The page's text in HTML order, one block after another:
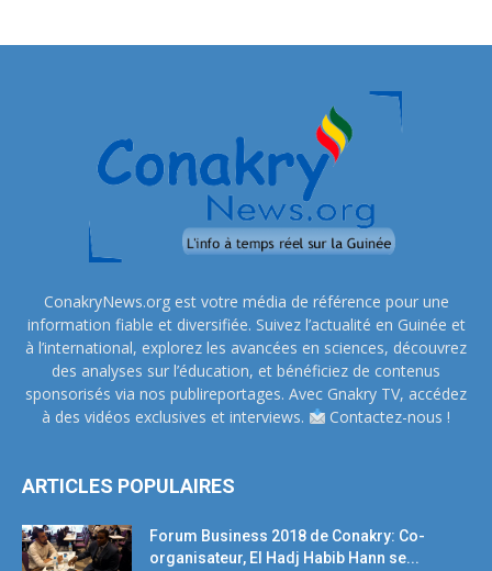
ConakryNews.org est votre média de référence pour une
information fiable et diversifiée. Suivez l’actualité en Guinée et
à l’international, explorez les avancées en sciences, découvrez
des analyses sur l’éducation, et bénéficiez de contenus
sponsorisés via nos publireportages. Avec Gnakry TV, accédez
à des vidéos exclusives et interviews.
Contactez-nous !
ARTICLES POPULAIRES
Forum Business 2018 de Conakry: Co-
organisateur, El Hadj Habib Hann se...